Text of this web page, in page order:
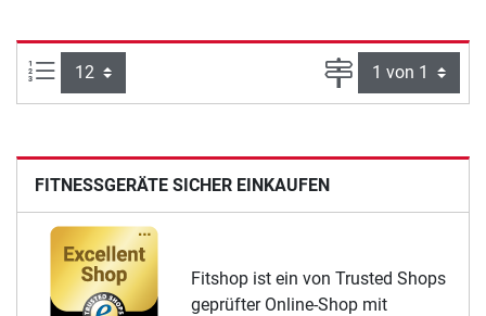
Artikel pro Seite: Seite
FITNESSGERÄTE SICHER EINKAUFEN
Fitshop ist ein von Trusted Shops
geprüfter Online-Shop mit